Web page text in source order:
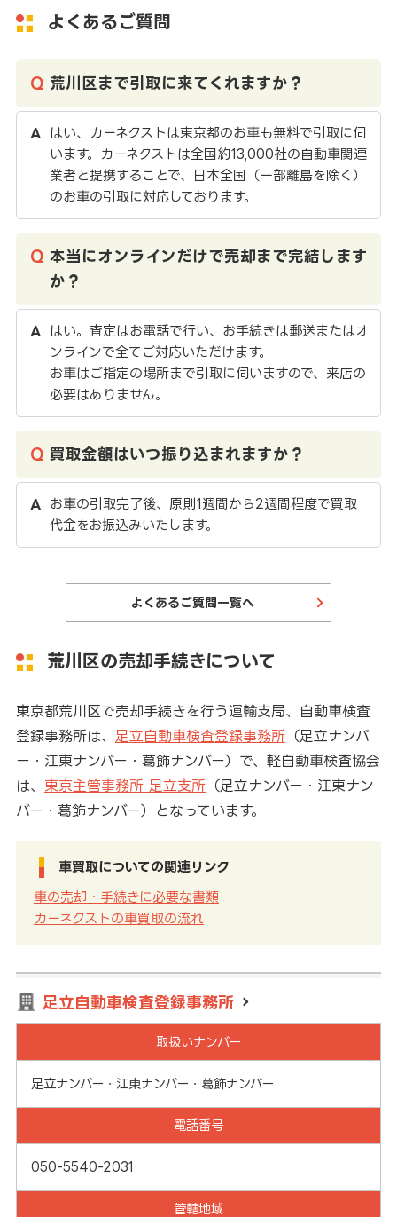
よくあるご質問
荒川区まで引取に来てくれますか？
はい、カーネクストは東京都のお車も無料で引取に伺
います。カーネクストは全国約13,000社の自動車関連
業者と提携することで、日本全国（一部離島を除く）
のお車の引取に対応しております。
本当にオンラインだけで売却まで完結します
か？
はい。査定はお電話で行い、お手続きは郵送またはオ
ンラインで全てご対応いただけます。
お車はご指定の場所まで引取に伺いますので、来店の
必要はありません。
買取金額はいつ振り込まれますか？
お車の引取完了後、原則1週間から2週間程度で買取
代金をお振込みいたします。
よくあるご質問一覧へ
荒川区の売却手続きについて
東京都荒川区で売却手続きを行う運輸支局、自動車検査
登録事務所は、 足立自動車検査登録事務所（足立ナンバ
ー・江東ナンバー・葛飾ナンバー）で、軽自動車検査協会
は、 東京主管事務所 足立支所（足立ナンバー・江東ナン
バー・葛飾ナンバー）となっています。
車買取についての関連リンク
車の売却・手続きに必要な書類
カーネクストの車買取の流れ
足立自動車検査登録事務所
取扱いナンバー
足立ナンバー・江東ナンバー・葛飾ナンバー
電話番号
050-5540-2031
管轄地域